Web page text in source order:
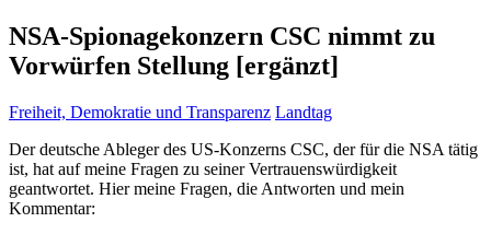
NSA-Spionagekonzern CSC nimmt zu
Vorwürfen Stellung [ergänzt]
Freiheit, Demokratie und Transparenz Landtag
Der deutsche Ableger des US-Konzerns CSC, der für die NSA tätig
ist, hat auf meine Fragen zu seiner Vertrauenswürdigkeit
geantwortet. Hier meine Fragen, die Antworten und mein
Kommentar: